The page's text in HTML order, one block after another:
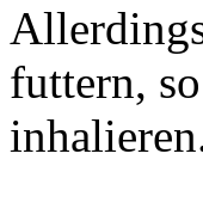
futtern,